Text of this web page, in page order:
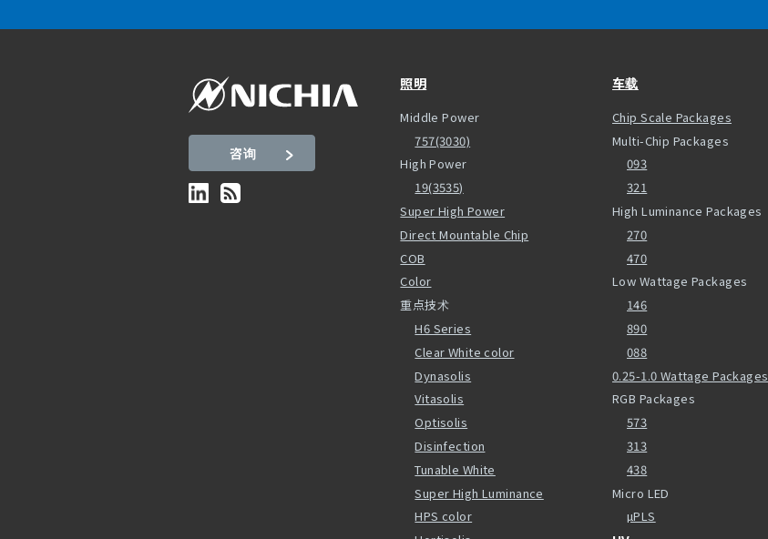
咨询
照明
Middle Power
757(3030)
High Power
19(3535)
Super High Power
Direct Mountable Chip
COB
Color
重点技术
H6 Series
Clear White color
Dynasolis
Vitasolis
Optisolis
Disinfection
Tunable White
Super High Luminance
HPS color
车载
Chip Scale Packages
Multi-Chip Packages
093
321
High Luminance Packages
270
470
Low Wattage Packages
146
890
088
0.25-1.0 Wattage Packages
RGB Packages
573
313
438
Micro LED
µPLS